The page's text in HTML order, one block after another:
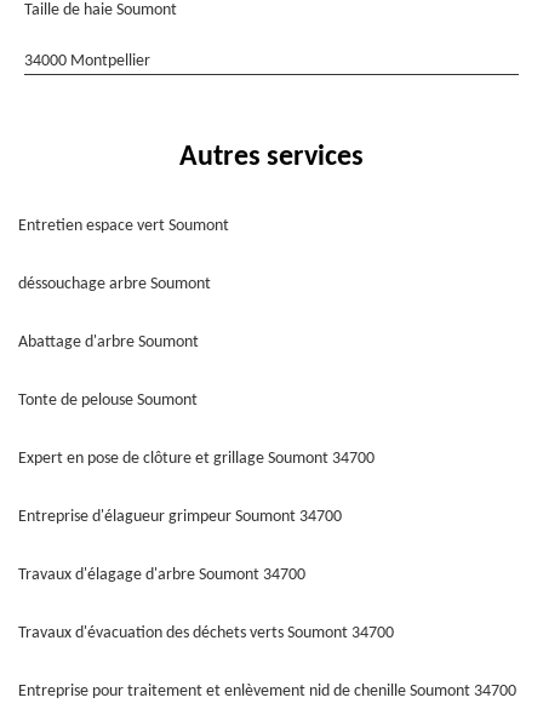
Taille de haie Soumont
34000 Montpellier
Autres services
Entretien espace vert Soumont
déssouchage arbre Soumont
Abattage d'arbre Soumont
Tonte de pelouse Soumont
Expert en pose de clôture et grillage Soumont 34700
Entreprise d'élagueur grimpeur Soumont 34700
Travaux d'élagage d'arbre Soumont 34700
Travaux d'évacuation des déchets verts Soumont 34700
Entreprise pour traitement et enlèvement nid de chenille Soumont 34700